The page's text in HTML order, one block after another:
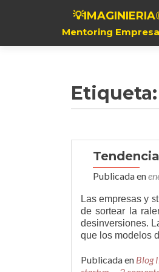
Mentoring
Etiqueta:
Publicada en
Las empresas y
de sortear la
desinversiones.
que los modelos
Publicada en Blog